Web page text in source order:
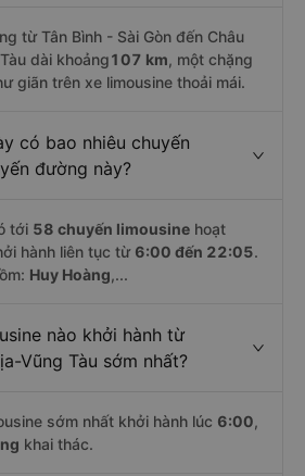
từ Tân Bình - Sài Gòn đến Châu
dài khoảng107 km, một chặng
giãn trên xe limousine thoải mái.
có bao nhiêu chuyến
đường này?
tới 58 chuyến limousine hoạt
hành liên tục từ 6:00 đến 22:05.
Huy Hoàng,...
nào khởi hành từ
Vũng Tàu sớm nhất?
sớm nhất khởi hành lúc 6:00,
khai thác.